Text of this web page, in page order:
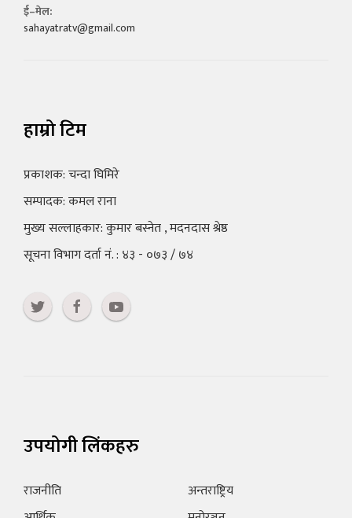
ई–मेल:
sahayatratv@gmail.com
हाम्रो टिम
प्रकाशक: चन्दा घिमिरे
सम्पादक: कमल राना
मुख्य सल्लाहकार: कुमार बस्नेत , मदनदास श्रेष्ठ
सूचना विभाग दर्ता नं. : ४३ - ०७३ / ७४
उपयोगी लिंकहरु
राजनीति
अन्तराष्ट्रिय